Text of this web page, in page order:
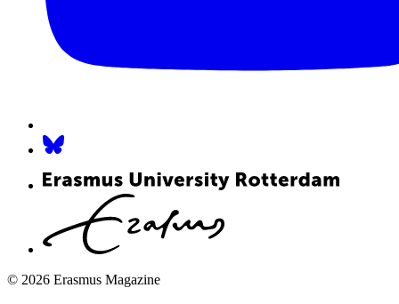
© 2026 Erasmus Magazine